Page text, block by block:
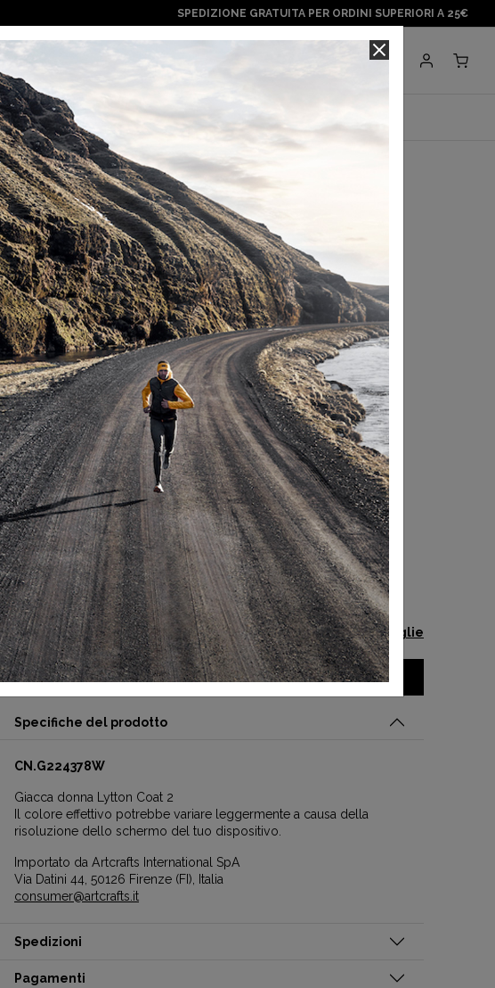
SPEDIZIONE GRATUITA PER ORDINI SUPERIORI A 25€
BRANDS
donna Lytton Coat 2
€
ora. Paga conKlarna .Scopri di più
ora. Paga in 3 rate conScalapay Scopri di più
Colore:GOAT
UNA TAGLIA
Guida alle taglie
AGGIUNGI AL CARRELLO
Specifiche del prodotto
CN.G224378W
Giacca donna Lytton Coat 2
Il colore effettivo potrebbe variare leggermente a causa della
risoluzione dello schermo del tuo dispositivo.
Importato da Artcrafts International SpA
Via Datini 44, 50126 Firenze (FI), Italia
consumer@artcrafts.it
Spedizioni
Pagamenti